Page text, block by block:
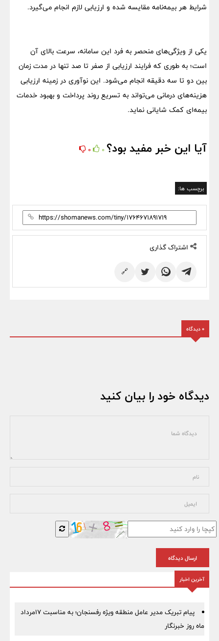
شرایط هر بیمه‌نامه مقایسه شده و ارزیابی لازم انجام می‌گیرد.
یکی از ویژگی‌های منحصر به فرد این سامانه، سرعت بالای آن
است؛ به طوری که فرایند ارزیابی از صفر تا صد تنها در مدت زمان
بین دو تا سه دقیقه انجام می‌شود. این نوآوری در زمینه ارزیابی
هزینه‌های درمانی می‌تواند به تسریع روند پرداخت و بهبود خدمات
بیمه‌ای کمک شایانی نماید.
آیا این خبر مفید بود؟ 0
0
برچسب ها:
اشتراک گذاری
🔗
0 دیدگاه
دیدگاه خود را بیان کنید
ارسال دیدگاه
آخرین اخبار
پیام تبریک مدیر عامل منطقه ویژه رفسنجان؛ به مناسبت ۱۷مرداد
ماه روز خبرنگار